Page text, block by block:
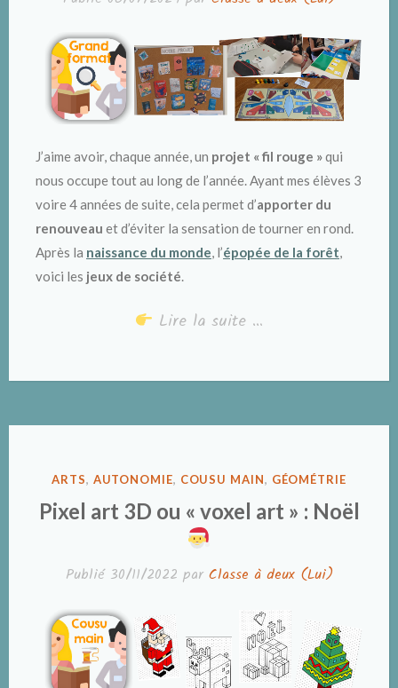
J’aime avoir, chaque année, un projet « fil rouge »qui
nous occupe tout au long de l’année. Ayant mes élèves 3
voire 4 années de suite, cela permet d’apporter du
renouveau et d’éviter la sensation de tourner en rond.
Après la naissance du monde , l’épopée de la forêt
voici les jeux de société
Lire la suite …
PUBLIÉ
ARTS, AUTONOMIE, COUSU MAIN, GÉOMÉTRIE
Pixel art 3D ou « voxel art » : Noël
Publié 30/11/2022 par Classe à deux (Lui)